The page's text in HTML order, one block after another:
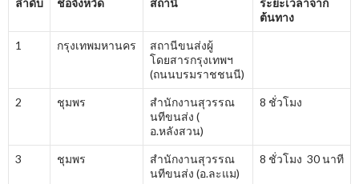
ลำดับ ชื่อจังหวัด สถานี
ระยะเวลาจาก
ต้นทาง
1 กรุงเทพมหานคร
สถานีขนส่งผู้
โดยสารกรุงเทพฯ
(ถนนบรมราชชนนี)
2 ชุมพร
สำนักงานสุวรรณ
นทีขนส่ง (
อ.หลังสวน)
8 ชั่วโมง
3 ชุมพร
สำนักงานสุวรรณ
นทีขนส่ง (อ.ละแม)
8 ชั่วโมง 30 นาที